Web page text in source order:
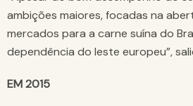
ambições maiores, focadas na
mercados para a carne suína do
dependência do leste europeu”,
EM 2015